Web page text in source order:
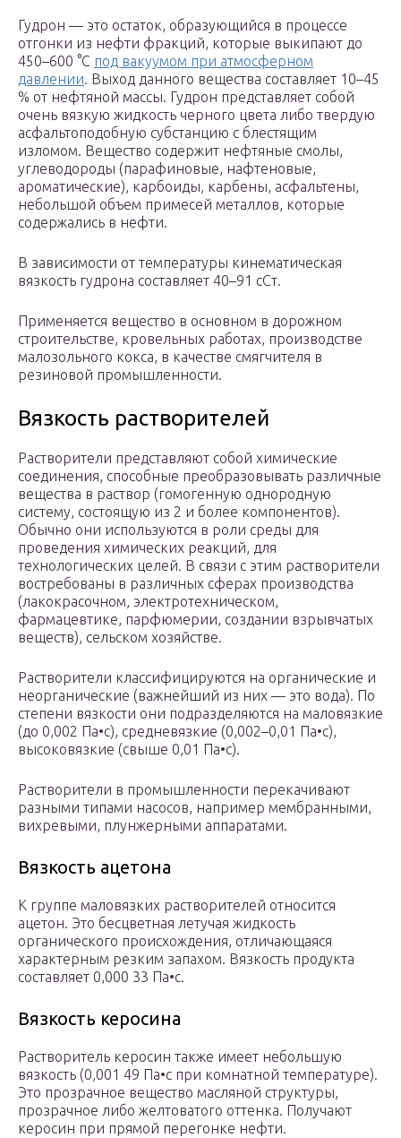
Гудрон — это остаток, образующийся в процессе
отгонки из нефти фракций, которые выкипают до
450–600 °С под вакуумом при атмосферном
давлении. Выход данного вещества составляет 10–45
% от нефтяной массы. Гудрон представляет собой
очень вязкую жидкость черного цвета либо твердую
асфальтоподобную субстанцию с блестящим
изломом. Вещество содержит нефтяные смолы,
углеводороды (парафиновые, нафтеновые,
ароматические), карбоиды, карбены, асфальтены,
небольшой объем примесей металлов, которые
содержались в нефти.
В зависимости от температуры кинематическая
вязкость гудрона составляет 40–91 сСт.
Применяется вещество в основном в дорожном
строительстве, кровельных работах, производстве
малозольного кокса, в качестве смягчителя в
резиновой промышленности.
Вязкость растворителей
Растворители представляют собой химические
соединения, способные преобразовывать различные
вещества в раствор (гомогенную однородную
систему, состоящую из 2 и более компонентов).
Обычно они используются в роли среды для
проведения химических реакций, для
технологических целей. В связи с этим растворители
востребованы в различных сферах производства
(лакокрасочном, электротехническом,
фармацевтике, парфюмерии, создании взрывчатых
веществ), сельском хозяйстве.
Растворители классифицируются на органические и
неорганические (важнейший из них — это вода). По
степени вязкости они подразделяются на маловязкие
(до 0,002 Па•с), средневязкие (0,002–0,01 Па•с),
высоковязкие (свыше 0,01 Па•с).
Растворители в промышленности перекачивают
разными типами насосов, например мембранными,
вихревыми, плунжерными аппаратами.
Вязкость ацетона
К группе маловязких растворителей относится
ацетон. Это бесцветная летучая жидкость
органического происхождения, отличающаяся
характерным резким запахом. Вязкость продукта
составляет 0,000 33 Па•с.
Вязкость керосина
Растворитель керосин также имеет небольшую
вязкость (0,001 49 Па•с при комнатной температуре).
Это прозрачное вещество масляной структуры,
прозрачное либо желтоватого оттенка. Получают
керосин при прямой перегонке нефти.